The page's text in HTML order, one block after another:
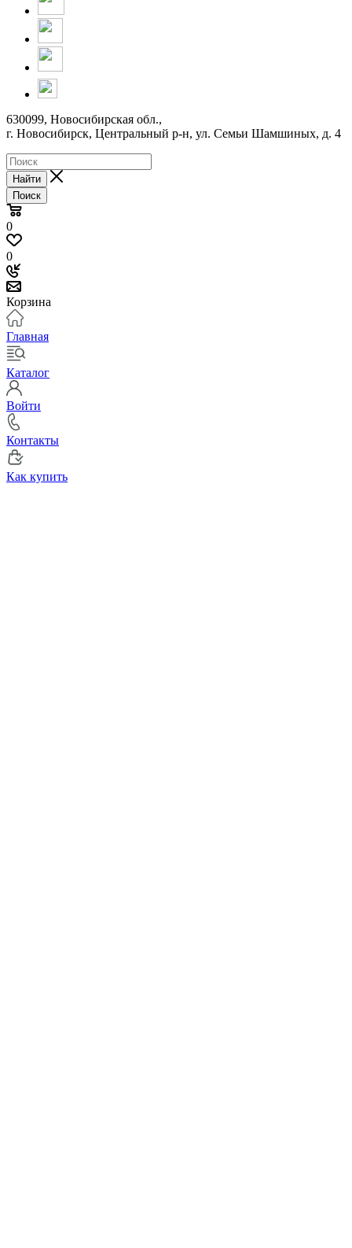
630099, Новосибирская обл.,
г. Новосибирск, Центральный р-н, ул. Семьи Шамшиных, д. 4
Найти
Поиск
0
0
Корзина
Главная
Каталог
Войти
Контакты
Как купить